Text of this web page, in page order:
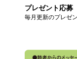
プレゼント応募
毎月更新のプレゼ